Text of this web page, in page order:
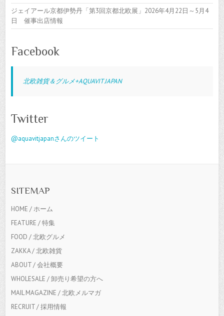
ジェイアール京都伊勢丹「第3回京都北欧展」2026年4月22日～5月4
日 催事出店情報
Facebook
北欧雑貨＆グルメ+AQUAVIT JAPAN
Twitter
@aquavitjapanさんのツイート
SITEMAP
HOME / ホーム
FEATURE / 特集
FOOD / 北欧グルメ
ZAKKA / 北欧雑貨
ABOUT / 会社概要
WHOLESALE / 卸売り希望の方へ
MAIL MAGAZINE / 北欧メルマガ
RECRUIT / 採用情報